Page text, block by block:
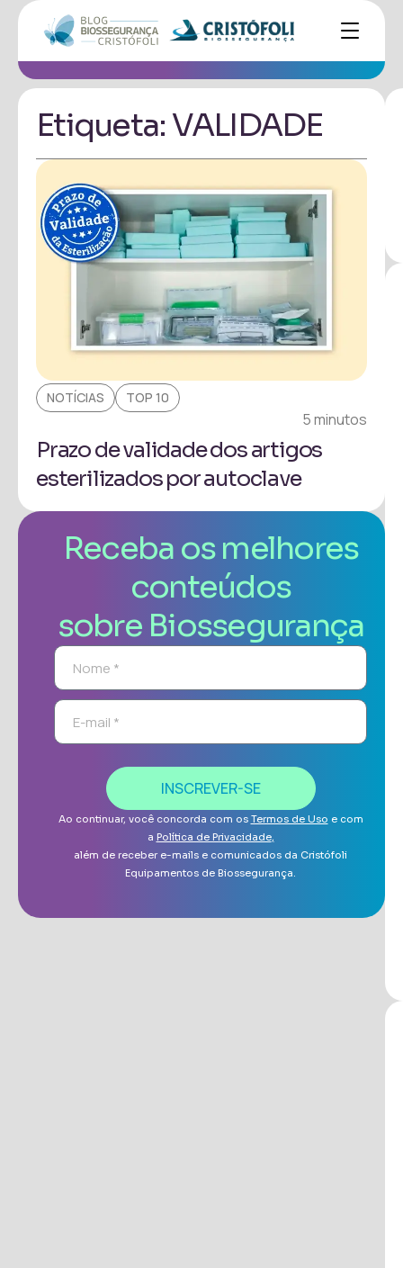
Etiqueta: VALIDADE
NOTÍCIAS TOP 10
5 minutos
Prazo de validade dos artigos
esterilizados por autoclave
Receba os melhores
conteúdos
sobre Biossegurança
INSCREVER-SE
Ao continuar, você concorda com os Termos de Uso e com
a Política de Privacidade,
além de receber e-mails e comunicados da Cristófoli
Equipamentos de Biossegurança.